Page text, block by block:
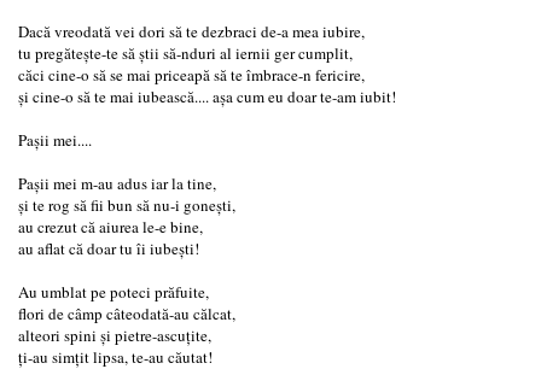
Dacă vreodată vei dori să te dezbraci de-a mea iubire,
tu pregătește-te să știi să-nduri al iernii ger cumplit,
căci cine-o să se mai priceapă să te îmbrace-n fericire,
și cine-o să te mai iubească.... așa cum eu doar te-am iubit!
Pașii mei....
Pașii mei m-au adus iar la tine,
și te rog să fii bun să nu-i gonești,
au crezut că aiurea le-e bine,
au aflat că doar tu îi iubești!
Au umblat pe poteci prăfuite,
flori de câmp câteodată-au călcat,
alteori spini și pietre-ascuțite,
ți-au simțit lipsa, te-au căutat!